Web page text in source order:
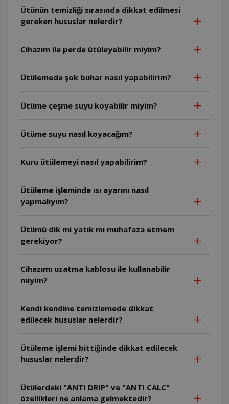
Ütünün temizliği sırasında dikkat edilmesi
gereken hususlar nelerdir?
Cihazım ile perde ütüleyebilir miyim?
Ütülemede şok buhar nasıl yapabilirim?
Ütüme çeşme suyu koyabilir miyim?
Ütüme suyu nasıl koyacağım?
Kuru ütülemeyi nasıl yapabilirim?
Ütüleme işleminde ısı ayarını nasıl
yapmalıyım?
Ütümü dik mi yatık mı muhafaza etmem
gerekiyor?
Cihazımı uzatma kablosu ile kullanabilir
miyim?
Kendi kendine temizlemede dikkat
edilecek hususlar nelerdir?
Ütüleme işlemi bittiğinde dikkat edilecek
hususlar nelerdir?
Ütülerdeki "ANTI DRIP" ve "ANTI CALC"
özellikleri ne anlama gelmektedir?